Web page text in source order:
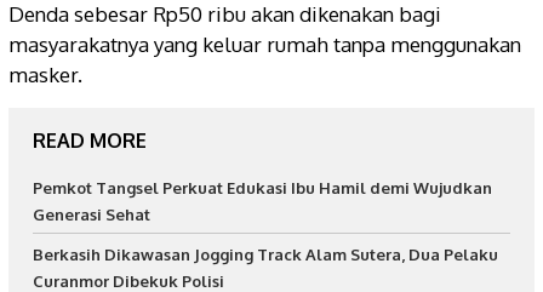
Denda sebesar Rp50 ribu akan dikenakan bagi
masyarakatnya yang keluar rumah tanpa menggunakan
masker.
READ MORE
Pemkot Tangsel Perkuat Edukasi Ibu Hamil demi Wujudkan
Generasi Sehat
Berkasih Dikawasan Jogging Track Alam Sutera, Dua Pelaku
Curanmor Dibekuk Polisi